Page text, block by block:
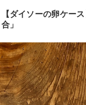
【ダイソーの卵ケー
合」